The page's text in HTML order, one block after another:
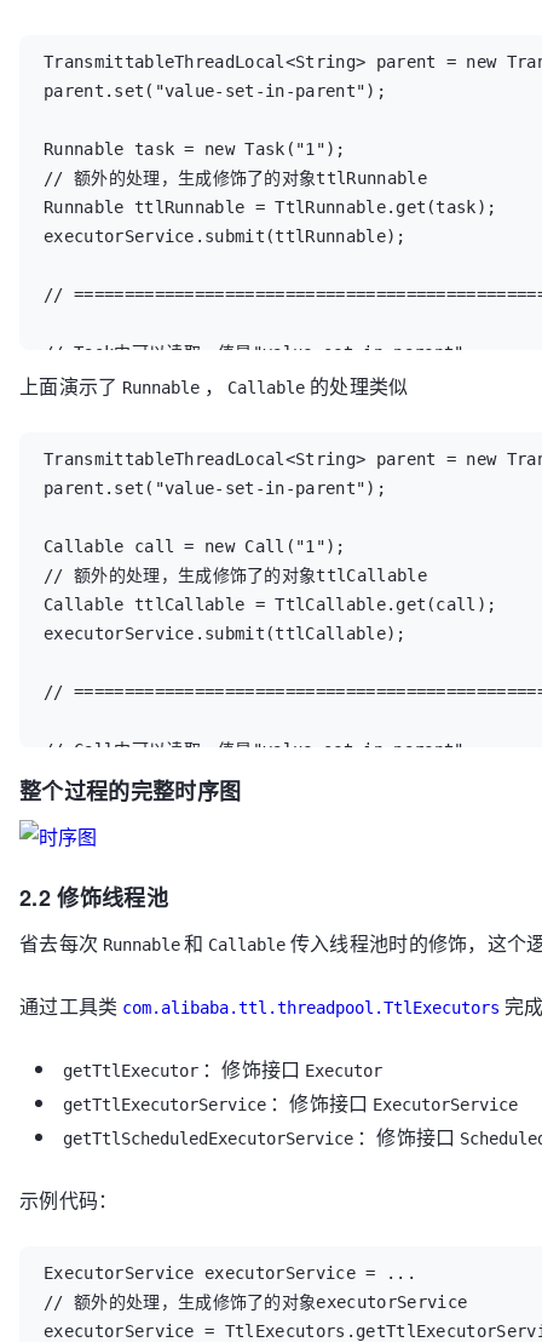
TransmittableThreadLocal<String> parent = new
parent.set("value-set-in-parent");
Runnable task = new Task("1");
// 额外的处理，生成修饰了的对象ttlRunnable
Runnable ttlRunnable = TtlRunnable.get(task);
executorService.submit(ttlRunnable);
//
// Task中可以读取，值是"value-set-in-parent"
String value = parent.get();
上面演示了 Runnable ， Callable 的处理类似
TransmittableThreadLocal<String> parent = new
parent.set("value-set-in-parent");
Callable call = new Call("1");
// 额外的处理，生成修饰了的对象ttlCallable
Callable ttlCallable = TtlCallable.get(call);
executorService.submit(ttlCallable);
//
// Call中可以读取，值是"value-set-in-parent"
String value = parent.get();
整个过程的完整时序图
2.2 修饰线程池
省去每次 Runnable 和 Callable 传入线程池时的修饰，这个
通过工具类 com.alibaba.ttl.threadpool.TtlExecutors 完
getTtlExecutor ：修饰接口 Executor
getTtlExecutorService ：修饰接口 ExecutorService
getTtlScheduledExecutorService ：修饰接口
示例代码：
ExecutorService executorService = ...
// 额外的处理，生成修饰了的对象executorService
executorService =